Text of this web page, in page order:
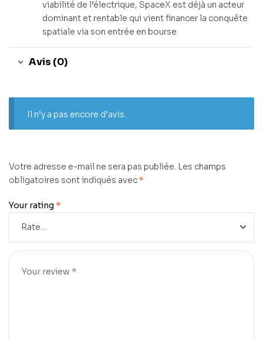
viabilité de l’électrique, SpaceX est déjà un acteur
dominant et rentable qui vient financer la conquête
spatiale via son entrée en bourse.
Avis (0)
Il n’y a pas encore d’avis.
Votre adresse e-mail ne sera pas publiée. Les champs
obligatoires sont indiqués avec*
Your rating *